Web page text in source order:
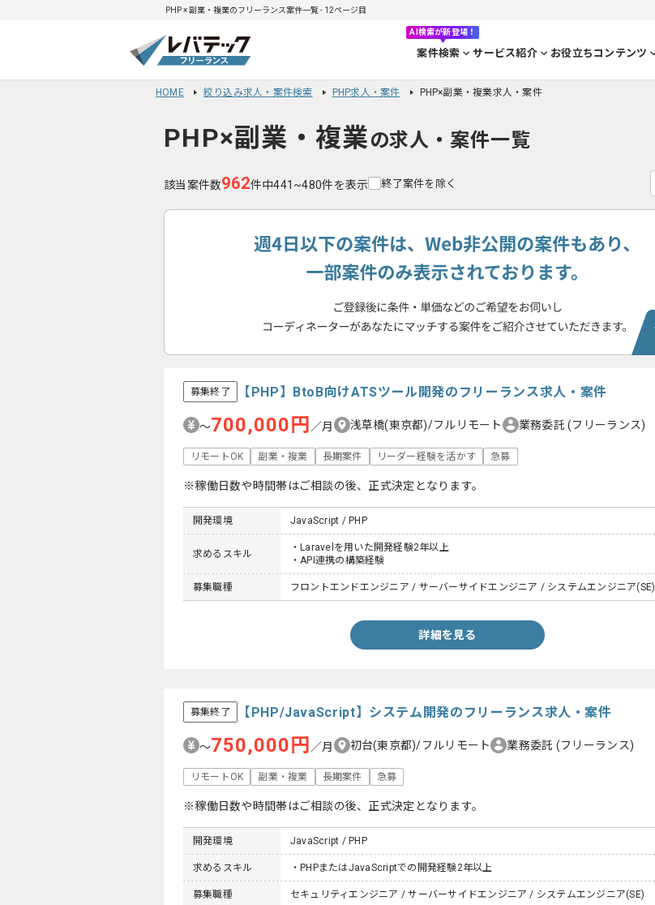
PHP × 副業・複業のフリーランス案件一覧 - 12ページ目
AI検索が新登場！
案件検索 サービス紹介 お役立ちコンテンツ
HOME 絞り込み求人・案件検索 PHP求人・案件 PHP×副業・複業求人・案件
PHP×副業・複業の求人・案件一覧
該当案件数962件中441~480件を表示 終了案件を除く
募集終了 【PHP】BtoB向けATSツール開発のフリーランス求人・案件
〜700,000円 ／月 浅草橋(東京都)/フルリモート 業務委託(フリーランス)
リモートOK 副業・複業 長期案件 リーダー経験を活かす 急募
※稼働日数や時間帯はご相談の後、正式決定となります。
開発環境 JavaScript / PHP
求めるスキル
・Laravelを用いた開発経験2年以上
・API連携の構築経験
募集職種 フロントエンドエンジニア / サーバーサイドエンジニア / システムエンジニア(SE)
詳細を見る
募集終了 【PHP/JavaScript】システム開発のフリーランス求人・案件
〜750,000円 ／月 初台(東京都)/フルリモート 業務委託 (フリーランス)
リモートOK 副業・複業 長期案件 急募
※稼働日数や時間帯はご相談の後、正式決定となります。
開発環境 JavaScript / PHP
求めるスキル ・PHPまたはJavaScriptでの開発経験2年以上
募集職種 セキュリティエンジニア / サーバーサイドエンジニア / システムエンジニア(SE)